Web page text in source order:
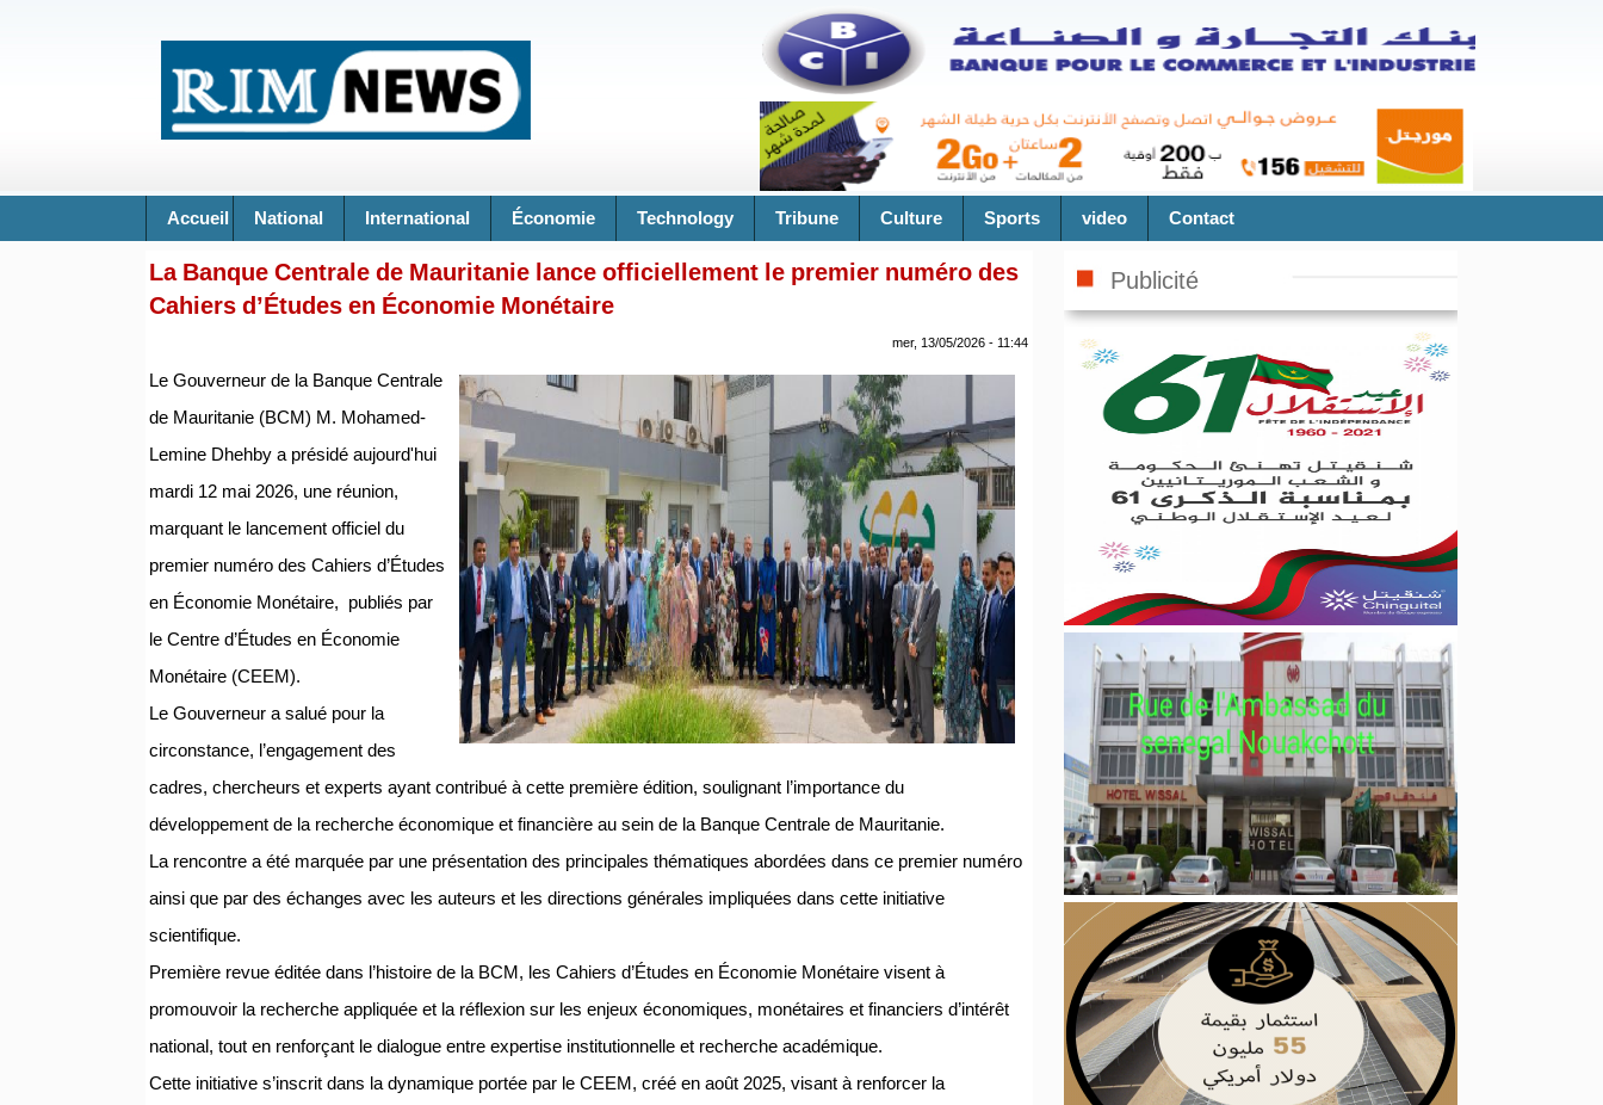
Accueil National International Économie Technology Tribune Culture Sports video Contact
La Banque Centrale de Mauritanie lance officiellement le premier numéro des
Cahiers d’Études en Économie Monétaire
mer, 13/05/2026 - 11:44
Le Gouverneur de la Banque Centrale
de Mauritanie (BCM) M. Mohamed-
Lemine Dhehby a présidé aujourd'hui
mardi 12 mai 2026, une réunion,
marquant le lancement officiel du
premier numéro des Cahiers d’Études
en Économie Monétaire, publiés par
le Centre d’Études en Économie
Monétaire (CEEM).
Le Gouverneur a salué pour la
circonstance, l’engagement des
cadres, chercheurs et experts ayant contribué à cette première édition, soulignant l’importance du
développement de la recherche économique et financière au sein de la Banque Centrale de Mauritanie.
La rencontre a été marquée par une présentation des principales thématiques abordées dans ce premier numéro
ainsi que par des échanges avec les auteurs et les directions générales impliquées dans cette initiative
scientifique.
Première revue éditée dans l’histoire de la BCM, les Cahiers d’Études en Économie Monétaire visent à
promouvoir la recherche appliquée et la réflexion sur les enjeux économiques, monétaires et financiers d’intérêt
national, tout en renforçant le dialogue entre expertise institutionnelle et recherche académique.
Cette initiative s’inscrit dans la dynamique portée par le CEEM, créé en août 2025, visant à renforcer la
Publicité